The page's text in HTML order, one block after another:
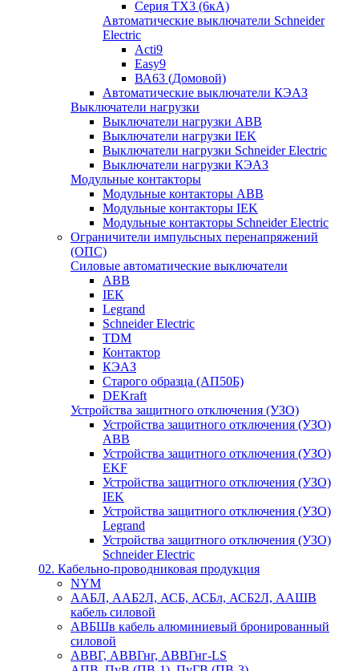
Серия TX3 (6кА)
Автоматические выключатели Schneider
Electric
Acti9
Easy9
ВА63 (Домовой)
Автоматические выключатели КЭАЗ
Выключатели нагрузки
Выключатели нагрузки ABB
Выключатели нагрузки IEK
Выключатели нагрузки Schneider Electric
Выключатели нагрузки КЭАЗ
Модульные контакторы
Модульные контакторы ABB
Модульные контакторы IEK
Модульные контакторы Schneider Electric
Ограничители импульсных перенапряжений
(ОПС)
Силовые автоматические выключатели
ABB
IEK
Legrand
Schneider Electric
TDM
Контактор
КЭАЗ
Старого образца (АП50Б)
DEKraft
Устройства защитного отключения (УЗО)
Устройства защитного отключения (УЗО)
ABB
Устройства защитного отключения (УЗО)
EKF
Устройства защитного отключения (УЗО)
IEK
Устройства защитного отключения (УЗО)
Legrand
Устройства защитного отключения (УЗО)
Schneider Electric
02. Кабельно-проводниковая продукция
NYM
ААБЛ, ААБ2Л, АСБ, АСБл, АСБ2Л, ААШВ
кабель силовой
АВБШв кабель алюминиевый бронированный
силовой
АВВГ, АВВГнг, АВВГнг-LS